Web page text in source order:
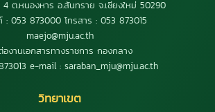
ต.หนองหาร อ.สันทราย จ.เชียงใหม่ 50290
: 053 873000 โทรสาร : 053 873015
maejo@mju.ac.th
งานเอกสารทางราชการ กองกลาง
e-mail : saraban_mju@mju.ac.th
วิทยาเขต